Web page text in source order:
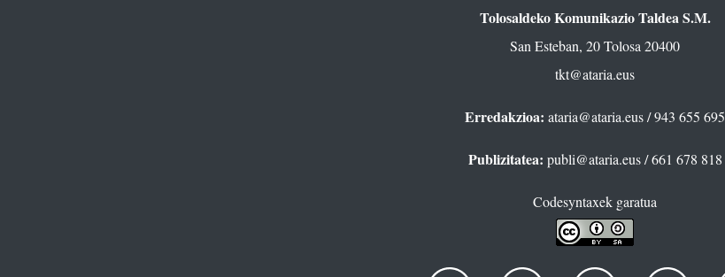
Tolosaldeko Komunikazio Taldea S.M.
San Esteban, 20 Tolosa 20400
tkt@ataria.eus
Erredakzioa: ataria@ataria.eus/ 943 655 695
Publizitatea: publi@ataria.eus/ 661 678 818
Codesyntaxek garatua